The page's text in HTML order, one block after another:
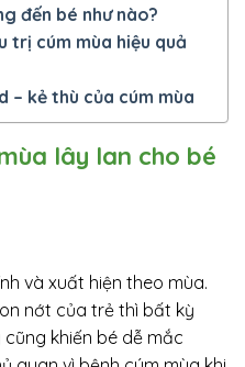
đến bé như nào?
trị cúm mùa hiệu quả
– kẻ thù của cúm mùa
lây lan cho bé
và xuất hiện theo mùa.
nớt của trẻ thì bất kỳ
khiến bé dễ mắc